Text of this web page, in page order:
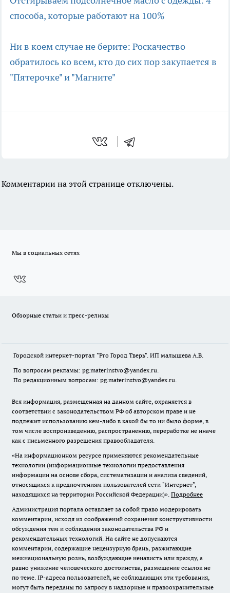
способа, которые работают на 100%
Ни в коем случае не берите: Роскачество
обратилось ко всем, кто до сих пор закупается в
"Пятерочке" и "Магните"
Комментарии на этой странице отключены.
Мы в социальных сетях
Обзорные статьи и пресс-релизы
Городской интернет-портал "Pro Город Тверь". ИП малышева А.В.
По вопросам рекламы: pg.materinstvo@yandex.ru.
По редакционным вопросам: pg.materinstvo@yandex.ru.
Вся информация, размещенная на данном сайте, охраняется в
соответствии с законодательством РФ об авторском праве и не
подлежит использованию кем-либо в какой бы то ни было форме, в
том числе воспроизведению, распространению, переработке не иначе
как с письменного разрешения правообладателя.
«На информационном ресурсе применяются рекомендательные
технологии (информационные технологии предоставления
информации на основе сбора, систематизации и анализа сведений,
относящихся к предпочтениям пользователей сети "Интернет",
находящихся на территории Российской Федерации)». Подробнее
Администрация портала оставляет за собой право модерировать
комментарии, исходя из соображений сохранения конструктивности
обсуждения тем и соблюдения законодательства РФ и
рекомендательных технологий. На сайте не допускаются
комментарии, содержащие нецензурную брань, разжигающие
межнациональную рознь, возбуждающие ненависть или вражду, а
равно унижение человеческого достоинства, размещение ссылок не
по теме. IP-адреса пользователей, не соблюдающих эти требования,
могут быть переданы по запросу в надзорные и правоохранительные